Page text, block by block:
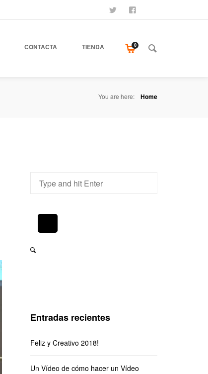
SÍGUENOS
CONTACTA TIENDA 0
You are here: Home
Entradas recientes
Feliz y Creativo 2018!
Un Vídeo de cómo hacer un Vídeo